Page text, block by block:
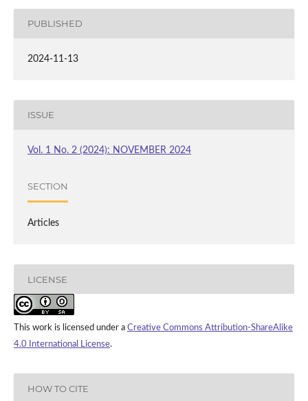
PUBLISHED
2024-11-13
ISSUE
Vol. 1 No. 2 (2024): NOVEMBER 2024
SECTION
Articles
LICENSE
This work is licensed under a Creative Commons Attribution-ShareAlike
4.0 International License.
HOW TO CITE